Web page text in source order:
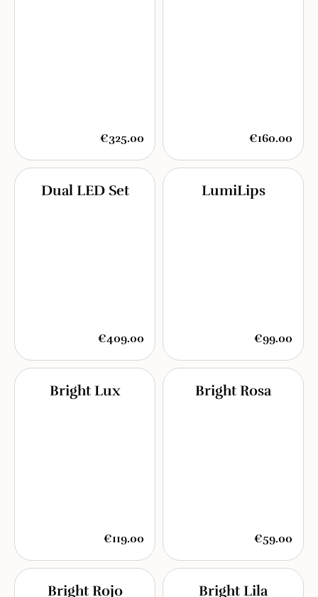
€325.00 €160.00
Dual LED Set
€409.00
LumiLips
€99.00
Bright Lux
€119.00
Bright Rosa
€59.00
Bright Rojo Bright Lila